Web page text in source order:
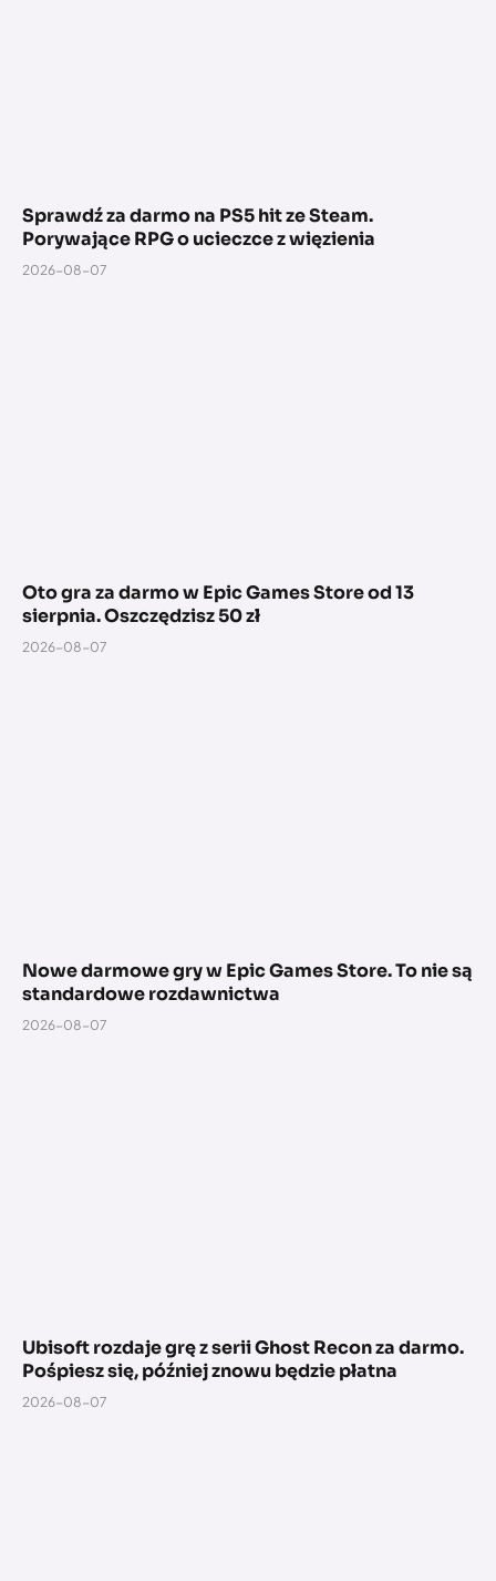
Sprawdź za darmo na PS5 hit ze Steam.
Porywające RPG o ucieczce z więzienia
2026-08-07
Oto gra za darmo w Epic Games Store od 13
sierpnia. Oszczędzisz 50 zł
2026-08-07
Nowe darmowe gry w Epic Games Store. To nie są
standardowe rozdawnictwa
2026-08-07
Ubisoft rozdaje grę z serii Ghost Recon za darmo.
Pośpiesz się, później znowu będzie płatna
2026-08-07